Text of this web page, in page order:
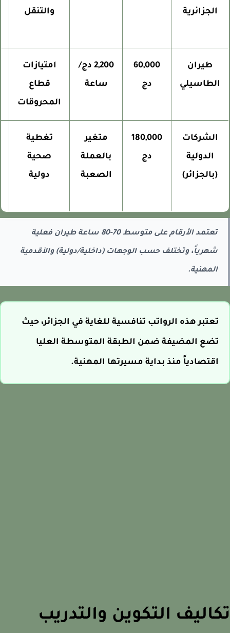
الجزائرية
والتنقل
طيران
الطاسيلي
60,000
دج
2,200 دج/
ساعة
امتيازات
قطاع
المحروقات
الشركات
الدولية
(بالجزائر)
180,000
دج
متغير
بالعملة
الصعبة
تغطية
صحية
دولية
تعتمد الأرقام على متوسط 70-80 ساعة طيران فعلية
شهرياً، وتختلف حسب الوجهات (داخلية/دولية) والأقدمية
المهنية.
تعتبر هذه الرواتب تنافسية للغاية في الجزائر، حيث
تضع المضيفة ضمن الطبقة المتوسطة العليا
اقتصادياً منذ بداية مسيرتها المهنية.
التكوين والتدريب